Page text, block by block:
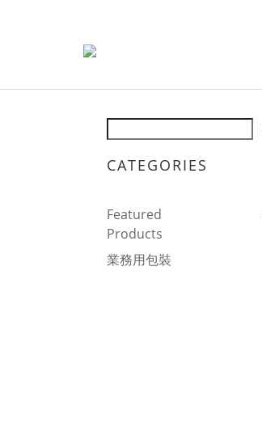
CATEGORIES
Featured
Products
業務用包裝